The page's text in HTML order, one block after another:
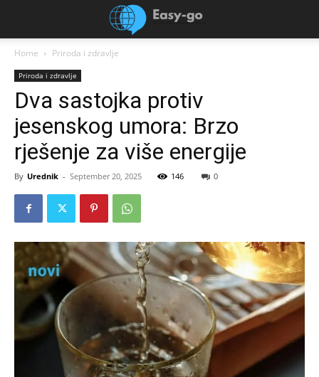
Home Priroda i zdravlje
Priroda i zdravlje
Dva sastojka protiv
jesenskog umora: Brzo
rješenje za više energije
By Urednik - September 20, 2025 146 0